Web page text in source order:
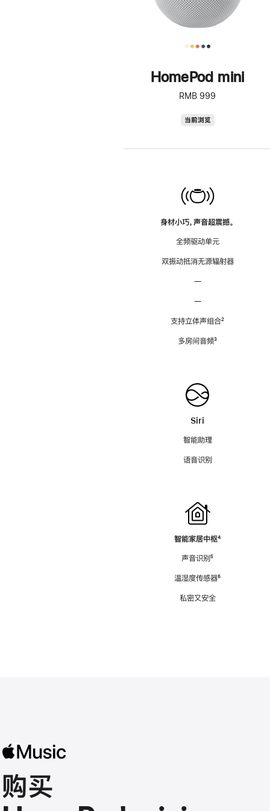
HomePod mini
RMB 999
当前浏览
身材小巧，声音超震撼。
全频驱动单元
双振动抵消无源辐射器
—
—
支持立体声组合脚
²
多房间音频脚
³
Siri
智能助理
语音识别
智能家居中枢脚
⁴
声音识别脚
⁵
温湿度传感器脚
⁶
私密又安全
购买